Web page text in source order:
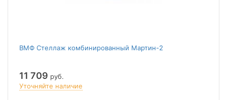
ВМФ Стеллаж комбинированный Мартин-2
11 709 руб.
Уточняйте наличие